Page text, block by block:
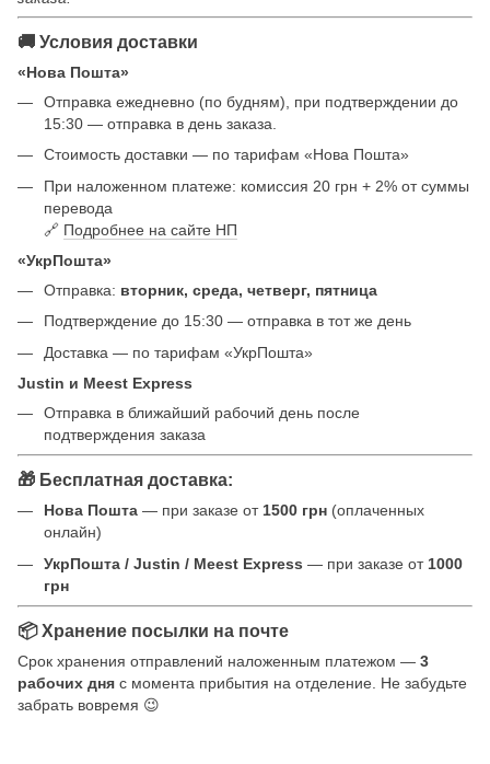
🚚 Условия доставки
«Нова Пошта»
Отправка ежедневно (по будням), при подтверждении до
15:30 — отправка в день заказа.
Стоимость доставки — по тарифам «Нова Пошта»
При наложенном платеже: комиссия 20 грн + 2% от суммы
перевода
🔗 Подробнее на сайте НП
«УкрПошта»
Отправка: вторник, среда, четверг, пятница
Подтверждение до 15:30 — отправка в тот же день
Доставка — по тарифам «УкрПошта»
Justin и Meest Express
Отправка в ближайший рабочий день после
подтверждения заказа
🎁 Бесплатная доставка:
Нова Пошта — при заказе от1500 грн (оплаченных
онлайн)
УкрПошта / Justin / Meest Express — при заказе от 1000
грн
📦 Хранение посылки на почте
Срок хранения отправлений наложенным платежом — 3
рабочих дня с момента прибытия на отделение. Не забудьте
забрать вовремя 😉